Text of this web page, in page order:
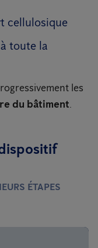
cellulosique
toute la
les
du bâtiment.
ÉTAPES